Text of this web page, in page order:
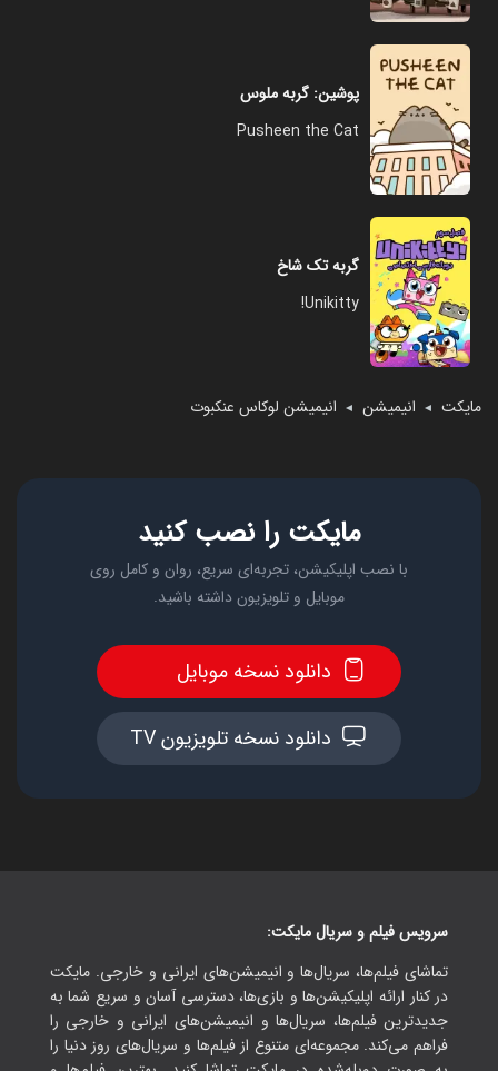
مایکت ◄ انیمیشن ◄ انیمیشن لوکاس عنکبوت
پوشین: گربه ملوس
Pusheen the Cat
گربه تک شاخ
Unikitty!
مایکت را نصب کنید
با نصب اپلیکیشن، تجربه‌ای سریع، روان و کامل روی
موبایل و تلویزیون داشته باشید.
دانلود نسخه موبایل
دانلود نسخه تلویزیون TV
سرویس فیلم و سریال مایکت:
تماشای فیلم‌ها، سریال‌ها و انیمیشن‌های ایرانی و خارجی. مایکت
در کنار ارائه اپلیکیشن‌ها و بازی‌ها، دسترسی آسان و سریع شما به
جدیدترین فیلم‌ها، سریال‌ها و انیمیشن‌های ایرانی و خارجی را
فراهم می‌کند. مجموعه‌ای متنوع از فیلم‌ها و سریال‌های روز دنیا را